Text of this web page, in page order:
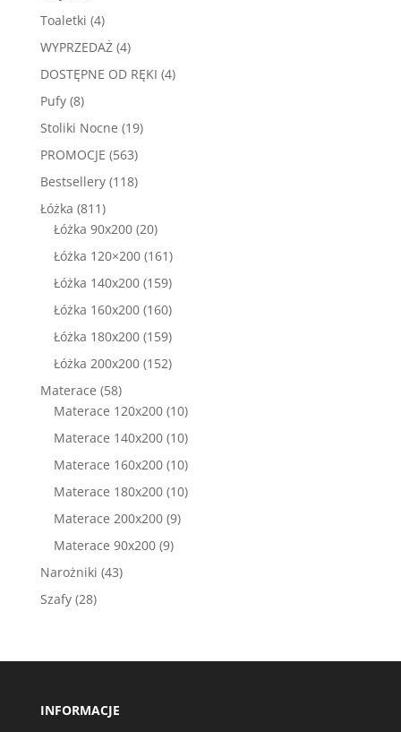
produktów
Toaletki 44
produkty
WYPRZEDAŻ 44
produkty
DOSTĘPNE OD RĘKI 44
Pufy 88
produktów
Stoliki Nocne 1919
PROMOCJE 563563
produkty
Bestsellery 118118
Łóżka 811811
produktów
Łóżka 90x200 2020
produktów
Łóżka 120×200 161161
produktów
Łóżka 140x200 159159
produktów
Łóżka 160x200 160160
produktów
Łóżka 180x200 159159
produktów
Łóżka 200x200 152152
Materace 5858
produktów
Materace 120x200 1010
produktów
Materace 140x200 1010
produktów
Materace 160x200 1010
produktów
Materace 180x200 1010
Materace 200x200 99
Materace 90x200 99
Narożniki 4343
Szafy 2828
INFORMACJE